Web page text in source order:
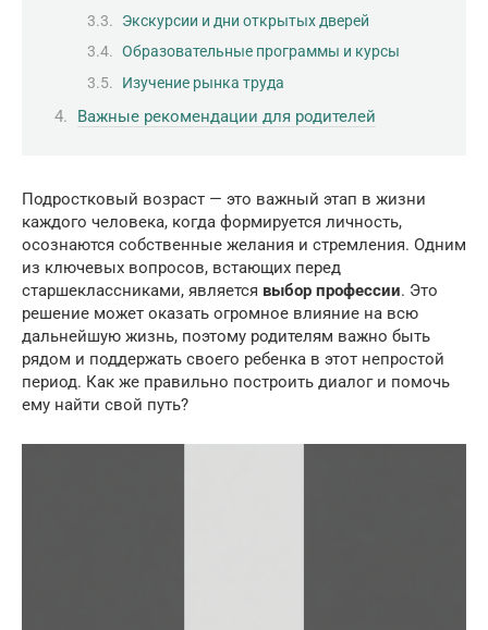
Экскурсии и дни открытых дверей
Образовательные программы и курсы
Изучение рынка труда
Важные рекомендации для родителей
Подростковый возраст — это важный этап в жизни
каждого человека, когда формируется личность,
осознаются собственные желания и стремления. Одним
из ключевых вопросов, встающих перед
старшеклассниками, является выбор профессии. Это
решение может оказать огромное влияние на всю
дальнейшую жизнь, поэтому родителям важно быть
рядом и поддержать своего ребенка в этот непростой
период. Как же правильно построить диалог и помочь
ему найти свой путь?